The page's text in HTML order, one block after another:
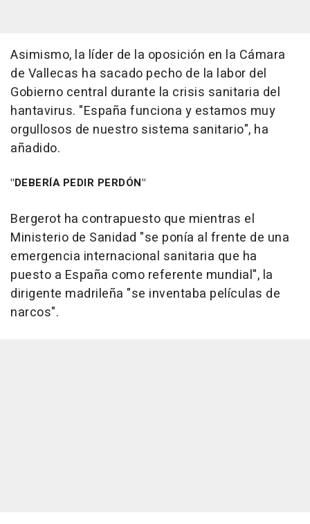
Asimismo, la líder de la oposición en la Cámara
de Vallecas ha sacado pecho de la labor del
Gobierno central durante la crisis sanitaria del
hantavirus. "España funciona y estamos muy
orgullosos de nuestro sistema sanitario", ha
añadido.
"DEBERÍA PEDIR PERDÓN"
Bergerot ha contrapuesto que mientras el
Ministerio de Sanidad "se ponía al frente de una
emergencia internacional sanitaria que ha
puesto a España como referente mundial", la
dirigente madrileña "se inventaba películas de
narcos".